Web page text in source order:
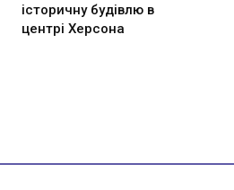
історичну будівлю в
центрі Херсона